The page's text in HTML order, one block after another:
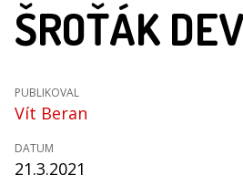
ŠROŤÁK
PUBLIKOVAL
Vít Beran
DATUM
21.3.2021